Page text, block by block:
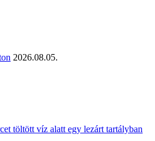
2026.08.05.
töltött víz alatt egy lezárt tartályban